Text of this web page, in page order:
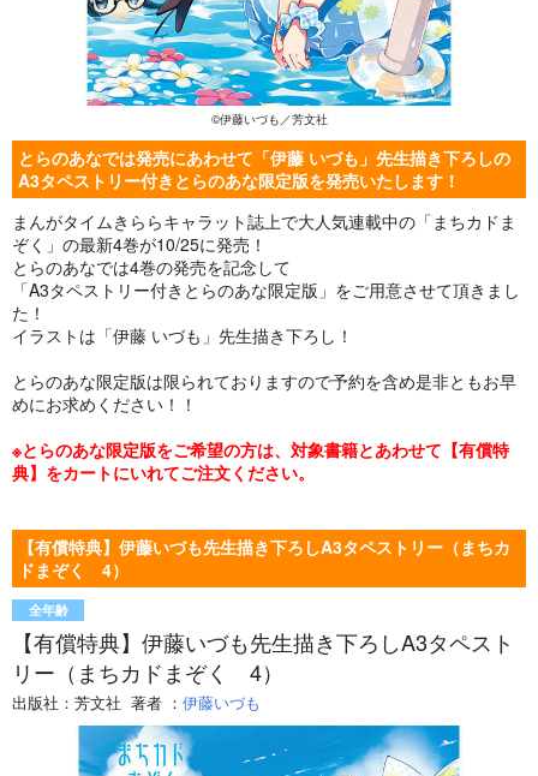
©伊藤いづも／芳文社
とらのあなでは発売にあわせて「伊藤 いづも」先生描き下ろしの
A3タペストリー付きとらのあな限定版を発売いたします！
まんがタイムきららキャラット誌上で大人気連載中の「まちカドま
ぞく」の最新4巻が10/25に発売！
とらのあなでは4巻の発売を記念して
「A3タペストリー付きとらのあな限定版」をご用意させて頂きまし
た！
イラストは「伊藤 いづも」先生描き下ろし！
とらのあな限定版は限られておりますので予約を含め是非ともお早
めにお求めください！！
※とらのあな限定版をご希望の方は、対象書籍とあわせて【有償特
典】をカートにいれてご注文ください。
【有償特典】伊藤いづも先生描き下ろしA3タペストリー（まちカ
ドまぞく 4）
全年齢
【有償特典】伊藤いづも先生描き下ろしA3タペスト
リー（まちカドまぞく 4）
出版社： 芳文社 著者 ： 伊藤いづも